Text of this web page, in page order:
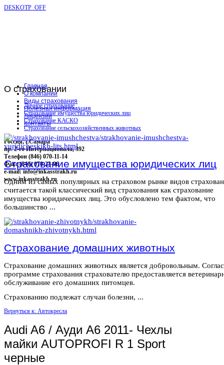
DESKOTP_OFF
О страховании
Личное страхование
Страхование имущества юридических лиц
Страхование КАСКО
Страхование сельскохозяйственных животных
Россия, г.Самара
пр. 2-го Интернационала, 392
Телефон (846) 070-11-14
Факс (846) 070-23-96
e-mail: info@inkasstrakh.ru
www.inkasstrakh.ru
Главная
О компании
Виды страхования
Полезная информация
Лицензии
Контакты
Страхование имущества юридических лиц
Одним из самых популярных на страховом рынке видов
считается такой классический вид страхования как страхование
имущества юридических лиц. Это обусловлено тем фактом, что
большинство ...
Страхование домашних животных
Страхование домашних животных является добровольным.
программе страхования страхователю предоставляется
обслуживание его домашних питомцев.
Страхованию подлежат случаи болезни, ...
Вернуться к: Автокресла
Audi A6 / Ауди А6 2011- Чехлы
майки AUTOPROFI R 1 Sport
черные